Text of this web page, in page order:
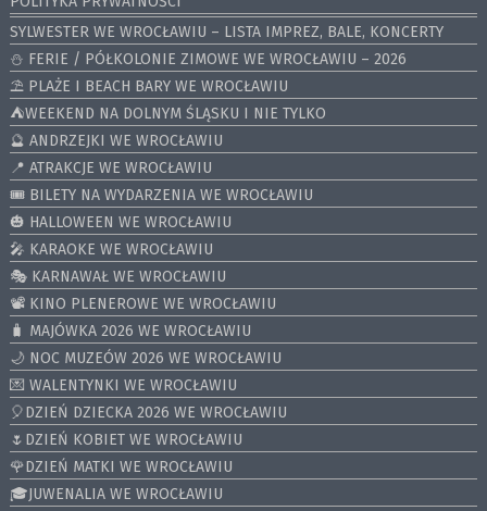
SYLWESTER WE WROCŁAWIU – LISTA IMPREZ, BALE, KONCERTY
⛄️ FERIE / PÓŁKOLONIE ZIMOWE WE WROCŁAWIU – 2026
⛱️ PLAŻE I BEACH BARY WE WROCŁAWIU
⛺️WEEKEND NA DOLNYM ŚLĄSKU I NIE TYLKO
🔮 ANDRZEJKI WE WROCŁAWIU
📍 ATRAKCJE WE WROCŁAWIU
🎟️ BILETY NA WYDARZENIA WE WROCŁAWIU
🎃 HALLOWEEN WE WROCŁAWIU
🎤 KARAOKE WE WROCŁAWIU
🎭 KARNAWAŁ WE WROCŁAWIU
📽️ KINO PLENEROWE WE WROCŁAWIU
🧳 MAJÓWKA 2026 WE WROCŁAWIU
🌙 NOC MUZEÓW 2026 WE WROCŁAWIU
💌 WALENTYNKI WE WROCŁAWIU
🎈DZIEŃ DZIECKA 2026 WE WROCŁAWIU
🌷DZIEŃ KOBIET WE WROCŁAWIU
🌹DZIEŃ MATKI WE WROCŁAWIU
🎓JUWENALIA WE WROCŁAWIU